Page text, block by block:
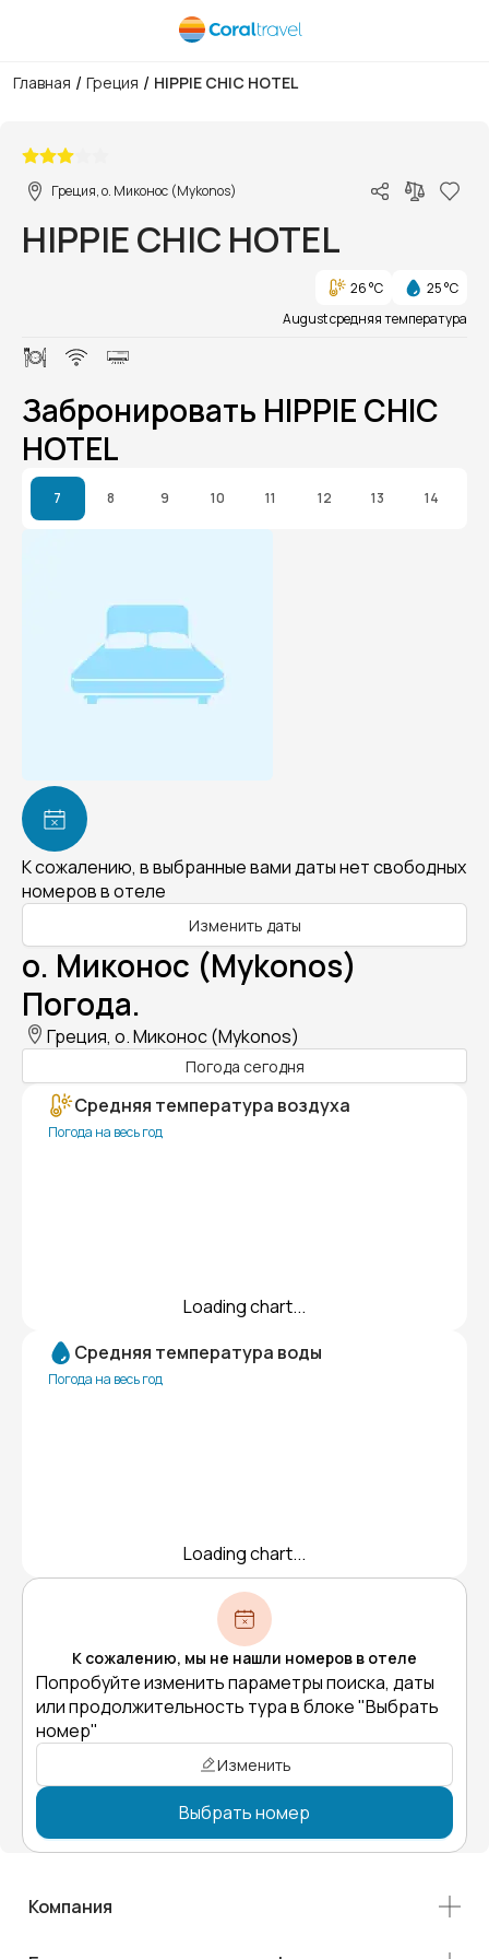
Главная / Греция / HIPPIE CHIC HOTEL
Греция, о. Миконос (Mykonos)
HIPPIE CHIC HOTEL
26 °C
25 °C
August средняя температура
Забронировать HIPPIE CHIC
HOTEL
7 8 9 10 11 12 13 14
К сожалению, в выбранные вами даты нет свободных
номеров в отеле
Изменить даты
о. Миконос (Mykonos)
Погода.
Греция, о. Миконос (Mykonos)
Погода сегодня
Средняя температура воздуха
Погода на весь год
Loading chart...
Средняя температура воды
Погода на весь год
Loading chart...
К сожалению, мы не нашли номеров в отеле
Попробуйте изменить параметры поиска, даты
или продолжительность тура в блоке "Выбрать
номер"
Изменить
Выбрать номер
Компания